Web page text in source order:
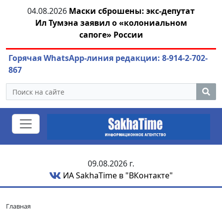
04.08.2026 Маски сброшены: экс-депутат
Ил Тумэна заявил о «колониальном
сапоге» России
Горячая WhatsApp-линия редакции: 8-914-2-702-
867
09.08.2026 г.
ИА SakhaTime в "ВКонтакте"
Главная